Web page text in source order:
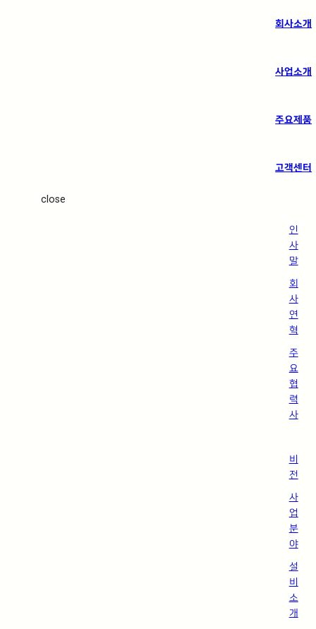
회사소개
사업소개
주요제품
고객센터
close
인
사
말
회
사
연
혁
주
요
협
력
사
비
전
사
업
분
야
설
비
소
개